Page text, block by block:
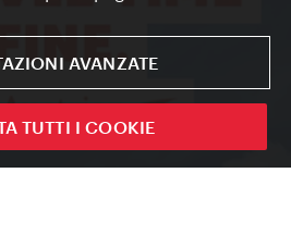
AVANZATE
TUTTI I COOKIE